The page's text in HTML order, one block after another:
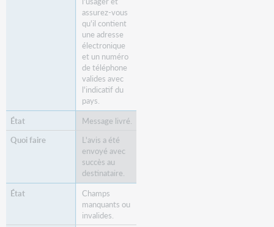
assurez-vous
qu'il contient
une adresse
électronique
et un numéro
de téléphone
valides avec
l'indicatif du
pays.
Message livré.
L'avis a été
envoyé avec
succès au
destinataire.
Champs
manquants ou
invalides.